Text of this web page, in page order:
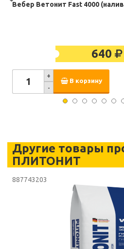
Вебер Ветонит Fast 4000
640
+
-
В корзину
Другие товары
ПЛИТОНИТ
887743203